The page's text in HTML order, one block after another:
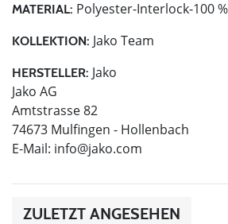
MATERIAL: Polyester-Interlock-100
KOLLEKTION: Jako Team
HERSTELLER: Jako
Jako AG
Amtstrasse 82
74673 Mulfingen - Hollenbach
E-Mail: info@jako.com
ZULETZT ANGESEHEN